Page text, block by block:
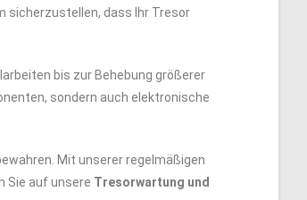
sicherzustellen, dass Ihr Tresor
bis zur Behebung größerer
sondern auch elektronische
Mit unserer regelmäßigen
Sie auf unsere Tresorwartung und